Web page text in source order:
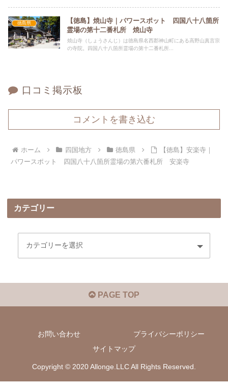
徳島県
【徳島】焼山寺｜パワースポット 四国八十八箇所
霊場の第十二番札所 焼山寺
焼山寺（しょうさんじ）は徳島県名西郡神山町にある高野山真言宗
の寺院。四国八十八箇所霊場の第十二番札所...
口コミ掲示板
コメントを書き込む
ホーム 四国地方 徳島県
【徳島】安楽寺｜
パワースポット 四国八十八箇所霊場の第六番札所 安楽寺
カテゴリー
PAGE TOP
お問い合わせ
プライバシーポリシー
サイトマップ
Copyright © 2020 Allonge.LLC All Rights Reserved.